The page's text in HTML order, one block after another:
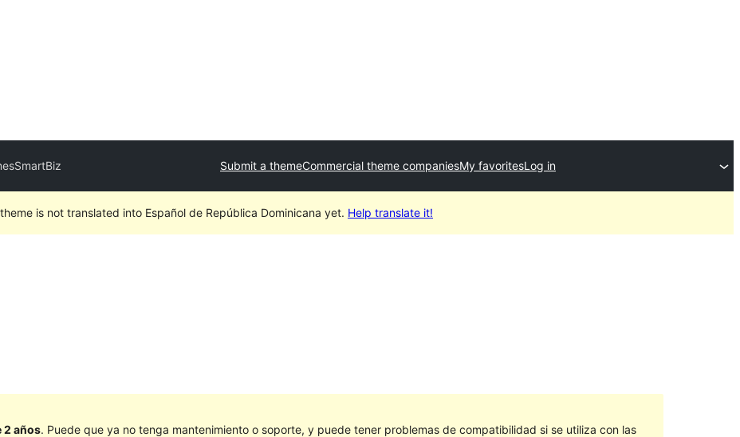
SmartBiz Submit a themeCommercial theme companiesMy favoritesLog in
is not translated into Español de República Dominicana yet. Help translate it!
2 años. Puede que ya no tenga mantenimiento o soporte, y puede tener problemas de compatibilidad si se utiliza con las